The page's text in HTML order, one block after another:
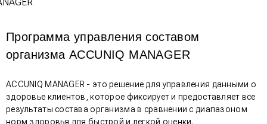
Программа управления составом
организма ACCUNIQ MANAGER
ACCUNIQ MANAGER - это решение для управления данными о
здоровье клиентов, которое фиксирует и предоставляет все
результаты состава организма в сравнении с диапазоном
норм здоровья для быстрой и легкой оценки.